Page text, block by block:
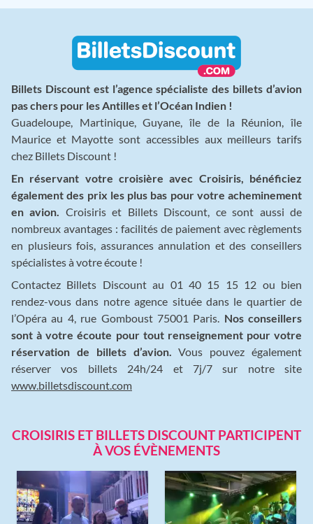
Billets Discount est l’agence spécialiste des billets d’avion
pas chers pour les Antilles et l’Océan Indien !
Guadeloupe, Martinique, Guyane, île de la Réunion, île
Maurice et Mayotte sont accessibles aux meilleurs tarifs
chez Billets Discount !
En réservant votre croisière avec Croisiris, bénéficiez
également des prix les plus bas pour votre acheminement
en avion.
Croisiris et Billets Discount, ce sont aussi de
nombreux avantages : facilités de paiement avec règlements
en plusieurs fois, assurances annulation et des conseillers
spécialistes à votre écoute !
Contactez Billets Discount au 01 40 15 15 12 ou bien
rendez-vous dans notre agence située dans le quartier de
l’Opéra au 4, rue Gomboust 75001 Paris. Nos conseillers
sont à votre écoute pour tout renseignement pour votre
réservation de billets d’avion.
Vous pouvez également
réserver vos billets 24h/24 et 7j/7 sur notre site
www.billetsdiscount.com
CROISIRIS ET BILLETS DISCOUNT PARTICIPENT
À VOS ÉVÈNEMENTS